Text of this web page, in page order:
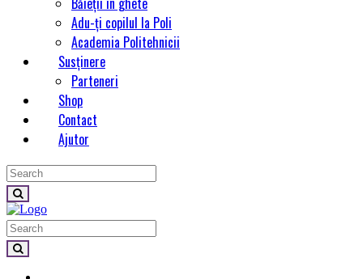
Adu-ți copilul la Poli
Academia Politehnicii
Susținere
Parteneri
Shop
Contact
Ajutor